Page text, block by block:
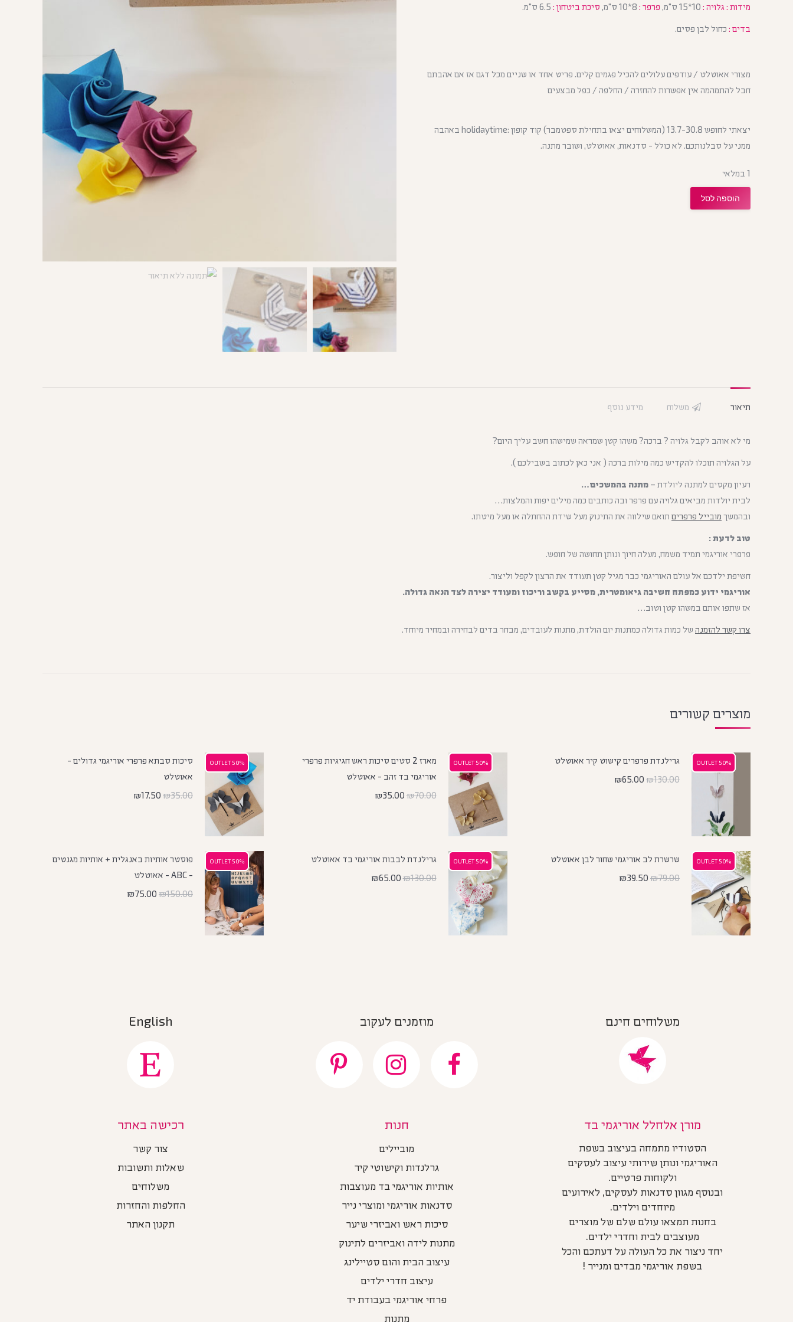
מידות : גלויה : פרפר : 8*10 ס"מ, סיכת ביטחון :
בדים : כחול לבן פסים.
מצורי אאוטלט / עודפים עלולים להכיל פגמים קלים. פריט אחד או שניים מכל דגם אז אם אהבתם
חבל להתמהמה אין אפשרות להחזרה / החלפה / כפל מבצעים
יצאתי לחופש 13.7-30.8 (המשלוחים יצאו בתחילת ספטמבר) קוד קופון :holidaytime באהבה
ממני על סבלנותכם. לא כולל - סדנאות, אאוטלט, ושובר מתנה.
1 במלאי
הוספה לסל
תיאור משלוח מידע נוסף
מי לא אוהב לקבל גלויה ? ברכה? משהו קטן שמראה שמישהו חשב עליך היום?
על הגלויה תוכלו להקדיש כמה מילות ברכה ( אני כאן לכתוב בשבילכם ).
רעיון מקסים למתנה ליולדת – מתנה בהמשכים…
לבית יולדות מביאים גלויה עם פרפר ובה כותבים כמה מילים יפות והמלצות…
ובהמשך מובייל פרפרים תואם שילווה את התינוק מעל שידת ההחתלה או מעל מיטתו.
טוב לדעת :
פרפרי אוריגמי תמיד משמח, מעלה חיוך ונותן תחושה של חופש.
חשיפת ילדכם אל עולם האוריגמי כבר מגיל קטן תעודד את הרצון לקפל וליצור.
אוריגמי ידוע כמפתח חשיבה גיאומטרית, מסייע בקשב וריכוז ומעודד יצירה לצד הנאה גדולה.
אז שתפו אותם במשהו קטן וטוב…
צרו קשר להזמנה של כמות גדולה כמתנות יום הולדת, מתנות לעובדים, מבחר בדים לבחירה ובמחיר מיוחד.
מוצרים קשורים
50% OUTLET
50% OUTLET
גרילנדת פרפרים קישוט קיר אאוטלט
₪130.00
₪65.00
50% OUTLET
50% OUTLET
מארז 2 סטים סיכות ראש חגיגיות פרפרי
אוריגמי בד זהב - אאוטלט
₪70.00
₪35.00
50% OUTLET
50% OUTLET
סיכות סבתא פרפרי אוריגמי גדולים -
אאוטלט
₪35.00
₪17.50
50% OUTLET
50% OUTLET
שרשרת לב אוריגמי שחור לבן אאוטלט
₪79.00
₪39.50
50% OUTLET
50% OUTLET
גרילנדת לבבות אוריגמי בד אאוטלט
₪130.00
₪65.00
50% OUTLET
50% OUTLET
פוסטר אותיות באנגלית + אותיות מגנטים
- ABC - אאוטלט
₪150.00
₪75.00
משלוחים חינם מוזמנים לעקוב English
מורן אלחלל אוריגמי בד
הסטודיו מתמחה בעיצוב בשפת
האוריגמי ונותן שירותי עיצוב לעסקים
ולקוחות פרטיים.
ובנוסף מגוון סדנאות לעסקים, לאירועים
מיוחדים וילדים.
בחנות תמצאו עולם שלם של מוצרים
מעוצבים לבית וחדרי ילדים.
יחד ניצור את כל העולה על דעתכם והכל
בשפת אוריגמי מבדים ומנייר !
חנות
מוביילים
גרלנדות וקישוטי קיר
אותיות אוריגמי בד מעוצבות
סדנאות אוריגמי ומוצרי נייר
סיכות ראש ואביזרי שיער
מתנות לידה ואביזרים לתינוק
עיצוב הבית והום סטיילינג
עיצוב חדרי ילדים
פרחי אוריגמי בעבודת יד
מתנות
רכישה באתר
צור קשר
שאלות ותשובות
משלוחים
החלפות והחזרות
תקנון האתר